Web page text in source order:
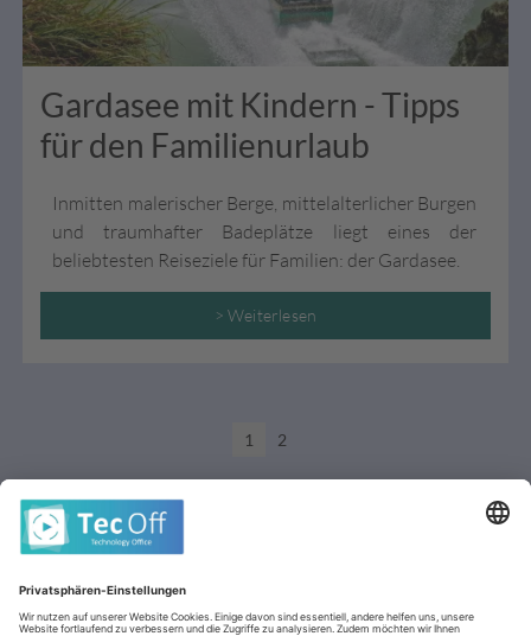
Gardasee mit Kindern - Tipps
für den Familienurlaub
Inmitten malerischer Berge, mittelalterlicher Burgen
und traumhafter Badeplätze liegt eines der
beliebtesten Reiseziele für Familien: der Gardasee.
> Weiterlesen
1 2
AGB (stationär)